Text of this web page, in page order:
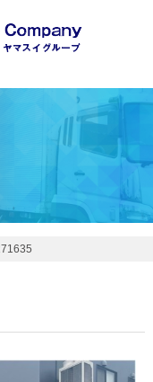
ヤマスイグループ